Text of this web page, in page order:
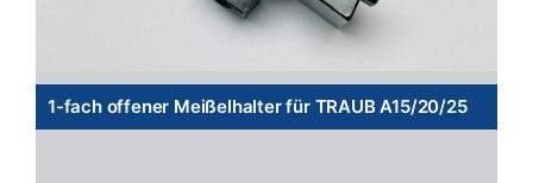
1-fach offener Meißelhalter für TRAUB A15/20/25